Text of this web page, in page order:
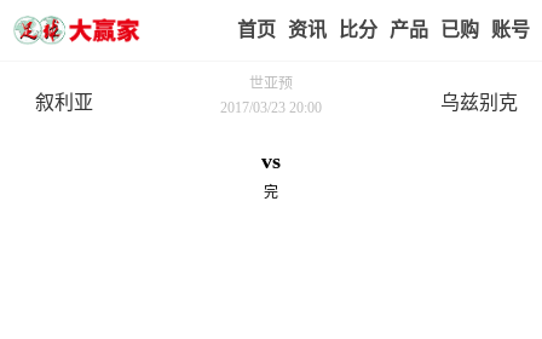
首页 赢家视点赛事比分实战版入口
我的
世亚预
2017/03/23 20:00
vs
完
叙利亚 乌兹别克